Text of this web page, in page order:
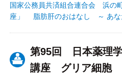
国家公務員共済組合連合会 浜の
座」 脂肪肝のおはなし ～ あなたは大丈夫？ ～ 講師：肝
第95回 日本薬理
講座 グリア細胞